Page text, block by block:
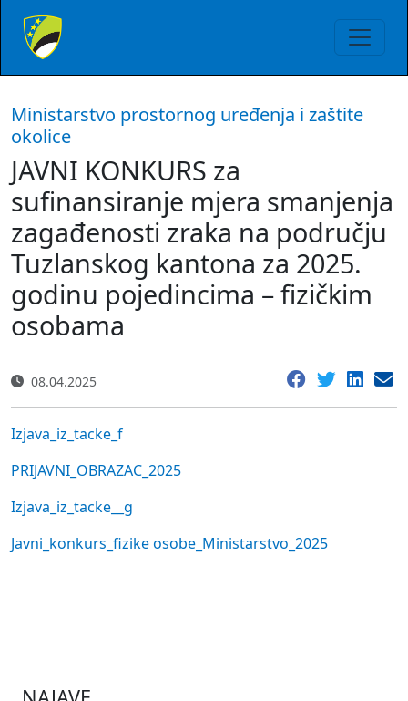
Ministarstvo prostornog uređenja i zaštite
okolice
JAVNI KONKURS za
sufinansiranje mjera smanjenja
zagađenosti zraka na području
Tuzlanskog kantona za 2025.
godinu pojedincima – fizičkim
osobama
08.04.2025
Izjava_iz_tacke_f
PRIJAVNI_OBRAZAC_2025
Izjava_iz_tacke__g
Javni_konkurs_fizike osobe_Ministarstvo_2025